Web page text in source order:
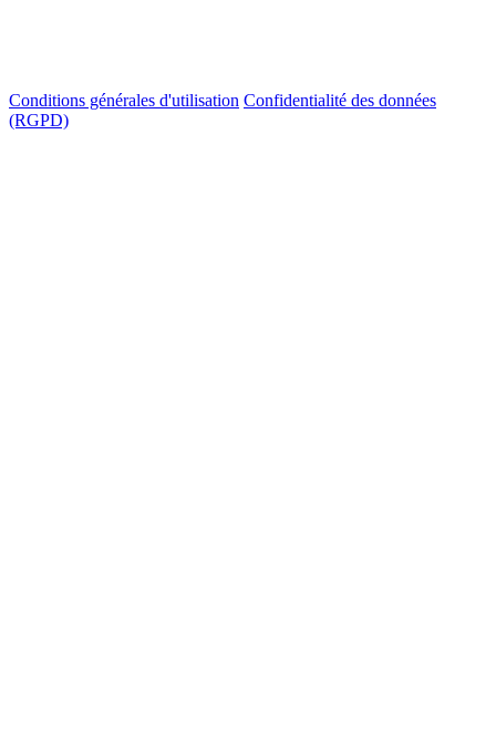
Conditions générales d'utilisation Confidentialité des données
(RGPD)